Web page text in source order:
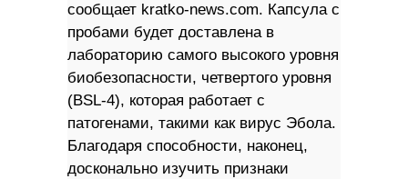
сообщает kratko-news.com. Капсула с
пробами будет доставлена ​​в
лабораторию самого высокого уровня
биобезопасности, четвертого уровня
(BSL-4), которая работает с
патогенами, такими как вирус Эбола.
Благодаря способности, наконец,
досконально изучить признаки